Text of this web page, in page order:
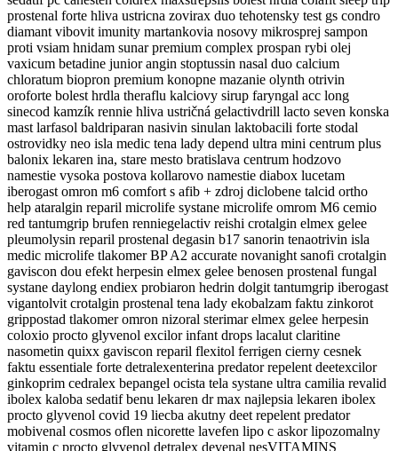
prostenal forte hliva ustricna zovirax duo tehotensky test gs condro
diamant vibovit imunity martankovia nosovy mikrosprej sampon
proti vsiam hnidam sunar premium complex prospan rybi olej
vaxicum betadine junior angin stoptussin nasal duo calcium
chloratum biopron premium konopne mazanie olynth otrivin
oroforte bolest hrdla theraflu kalciovy sirup faryngal acc long
sinecod kamzík rennie hliva ustričná gelactivdrill lacto seven konska
mast larfasol baldriparan nasivin sinulan laktobacili forte stodal
ostrovidky neo isla medic tena lady depend ultra mini centrum plus
balonix lekaren ina, stare mesto bratislava centrum hodzovo
namestie vysoka postova kollarovo namestie diabox lucetam
iberogast omron m6 comfort s afib + zdroj diclobene talcid ortho
help ataralgin reparil microlife systane microlife omrom M6 cemio
red tantumgrip brufen renniegelactiv reishi crotalgin elmex gelee
pleumolysin reparil prostenal degasin b17 sanorin tenaotrivin isla
medic microlife tlakomer BP A2 accurate novanight sanofi crotalgin
gaviscon dou efekt herpesin elmex gelee benosen prostenal fungal
systane daylong endiex probiaron hedrin dolgit tantumgrip iberogast
vigantolvit crotalgin prostenal tena lady ekobalzam faktu zinkorot
grippostad tlakomer omron nizoral sterimar elmex gelee herpesin
coloxio procto glyvenol excilor infant drops lacalut claritine
nasometin quixx gaviscon reparil flexitol ferrigen cierny cesnek
faktu essentiale forte detralexenterina predator repelent deetexcilor
ginkoprim cedralex bepangel ocista tela systane ultra camilia revalid
ibolex kaloba sedatif benu lekaren dr max najlepsia lekaren ibolex
procto glyvenol covid 19 liecba akutny deet repelent predator
mobivenal cosmos oflen nicorette lavefen lipo c askor lipozomalny
vitamin c procto glyvenol detralex devenal nesVITAMINS